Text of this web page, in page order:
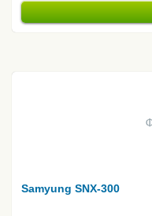
Samyung SNX-300